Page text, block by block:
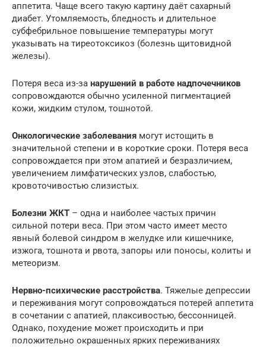
аппетита. Чаще всего такую картину даёт сахарный
диабет. Утомляемость, бледность и длительное
субфебрильное повышение температуры могут
указывать на тиреотоксикоз (болезнь щитовидной
железы).
Потеря веса из-за нарушений в работе надпочечников
сопровождаются обычно усиленной пигментацией
кожи, жидким стулом, тошнотой.
Онкологические заболевания могут истощить в
значительной степени и в короткие сроки. Потеря веса
сопровождается при этом апатией и безразличием,
увеличением лимфатических узлов, слабостью,
кровоточивостью слизистых.
Болезни ЖКТ – одна и наиболее частых причин
сильной потери веса. При этом часто имеет место
явный болевой синдром в желудке или кишечнике,
изжога, тошнота и рвота, запоры или поносы, колиты и
метеоризм.
Нервно-психические расстройства. Тяжелые депрессии
и переживания могут сопровождаться потерей аппетита
в сочетании с апатией, плаксивостью, бессонницей.
Однако, похудение может происходить и при
положительно окрашенных ярких переживаниях